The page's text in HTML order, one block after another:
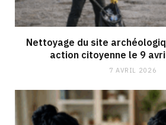
Nettoyage du site
action citoyenne le 9
7 AVRIL 2026